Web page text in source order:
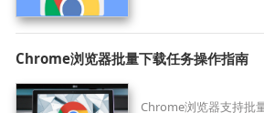
Chrome浏览器批量下载任务操作指南
Chrome浏览器支持批